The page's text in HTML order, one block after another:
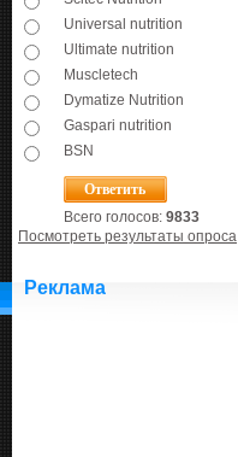
Universal nutrition
Ultimate nutrition
Muscletech
Dymatize Nutrition
Gaspari nutrition
BSN
Всего голосов: 9833
Посмотреть результаты опроса
Реклама